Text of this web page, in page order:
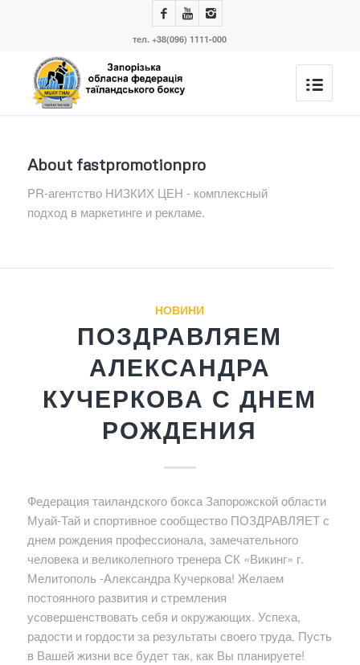
тел. +38(096) 1111-000
About fastpromotionpro
PR-агентство НИЗКИХ ЦЕН - комплексный
подход в маркетинге и рекламе.
НОВИНИ
ПОЗДРАВЛЯЕМ
АЛЕКСАНДРА
КУЧЕРКОВА С ДНЕМ
РОЖДЕНИЯ
Федерация таиландского бокса Запорожской области
Муай-Тай и спортивное сообщество ПОЗДРАВЛЯЕТ с
днем рождения профессионала, замечательного
человека и великолепного тренера СК «Викинг» г.
Мелитополь -Александра Кучеркова! Желаем
постоянного развития и стремления
усовершенствовать себя и окружающих. Успеха,
радости и гордости за результаты своего труда. Пусть
в Вашей жизни все будет так, как Вы планируете!